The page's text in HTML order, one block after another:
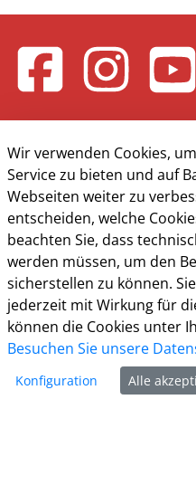
Kontakt &
Presse
Impressum
Datenschutz
Barrierefreiheit
Cookie-Richtlinie
Wir verwenden Cookies,
Service zu bieten und auf
Webseiten weiter zu
entscheiden, welche
beachten Sie, dass
werden müssen, um den
sicherstellen zu können.
jederzeit mit Wirkung für
können die Cookies unter
Besuchen Sie unsere
Konfiguration Alle